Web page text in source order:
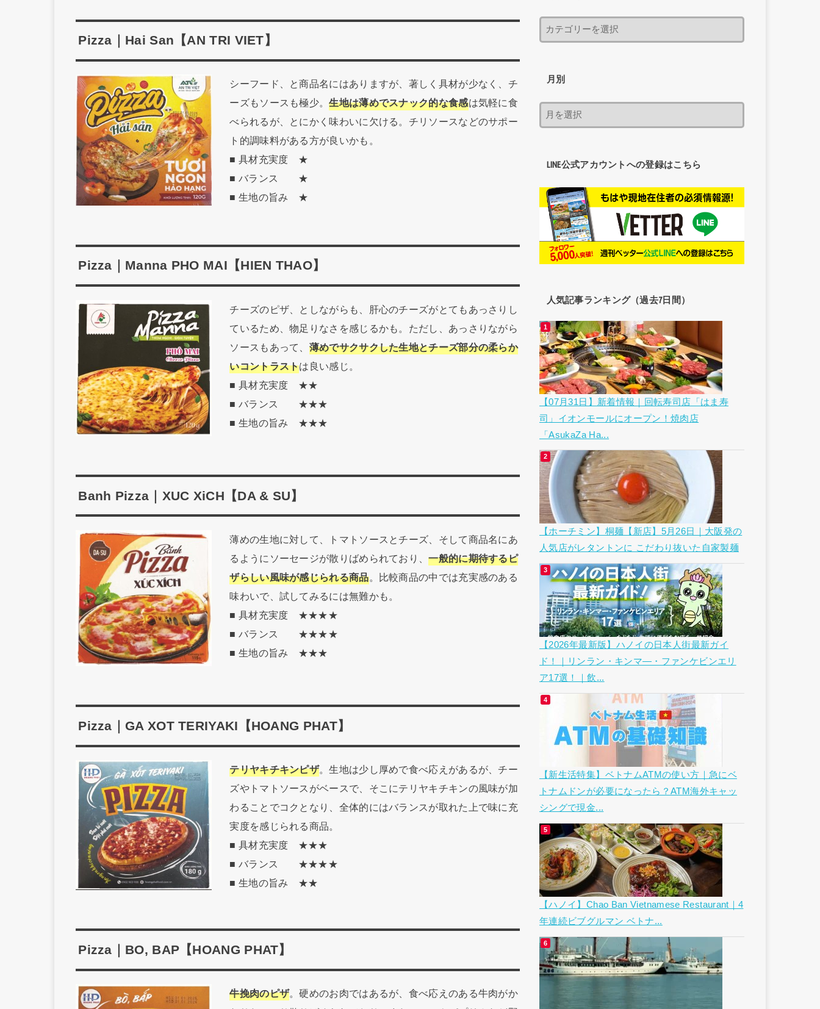
Pizza｜Hai San【AN TRI VIET】
シーフード、と商品名にはありますが、著しく具材が少なく、チ
ーズもソースも極少。生地は薄めでスナック的な食感は気軽に食
べられるが、とにかく味わいに欠ける。チリソースなどのサポー
ト的調味料がある方が良いかも。
■ 具材充実度 ★
■ バランス ★
■ 生地の旨み ★
Pizza｜Manna PHO MAI【HIEN THAO】
チーズのピザ、としながらも、肝心のチーズがとてもあっさりし
ているため、物足りなさを感じるかも。ただし、あっさりながら
ソースもあって、 薄めでサクサクした生地とチーズ部分の柔らか
いコントラストは良い感じ。
■ 具材充実度 ★★
■ バランス ★★★
■ 生地の旨み ★★★
Banh Pizza｜XUC XiCH【DA & SU】
薄めの生地に対して、トマトソースとチーズ、そして商品名にあ
るようにソーセージが散りばめられており、一般的に期待するピ
ザらしい風味が感じられる商品。比較商品の中では充実感のある
味わいで、試してみるには無難かも。
■ 具材充実度 ★★★★
■ バランス ★★★★
■ 生地の旨み ★★★
Pizza｜GA XOT TERIYAKI【HOANG PHAT】
テリヤキチキンピザ。生地は少し厚めで食べ応えがあるが、チー
ズやトマトソースがベースで、そこにテリヤキチキンの風味が加
わることでコクとなり、全体的にはバランスが取れた上で味に充
実度を感じられる商品。
■ 具材充実度 ★★★
■ バランス ★★★★
■ 生地の旨み ★★
Pizza｜BO, BAP【HOANG PHAT】
牛挽肉のピザ。硬めのお肉ではあるが、食べ応えのある牛肉がか
月別
LINE公式アカウントへの登録はこちら
人気記事ランキング（過去7日間）
【07月31日】新着情報｜回転寿司店「はま寿
司」イオンモールにオープン！焼肉店
「AsukaZa Ha...
【ホーチミン】桐麺【新店】5月26日｜大阪発の
人気店がレタントンに こだわり抜いた自家製麺
【2026年最新版】ハノイの日本人街最新ガイ
ド！｜リンラン・キンマ―・ファンケビンエリ
ア17選！｜飲...
【新生活特集】ベトナムATMの使い方｜急にベ
トナムドンが必要になったら？ATM海外キャッ
シングで現金...
【ハノイ】Chao Ban Vietnamese Restaurant｜4
年連続ビブグルマン ベトナ...